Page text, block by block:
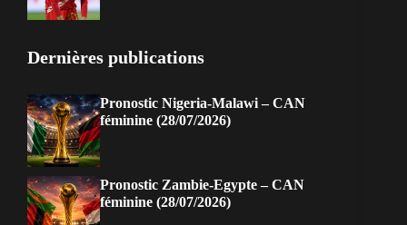
Dernières publications
Pronostic Nigeria-Malawi – CAN
féminine (28/07/2026)
Pronostic Zambie-Egypte – CAN
féminine (28/07/2026)